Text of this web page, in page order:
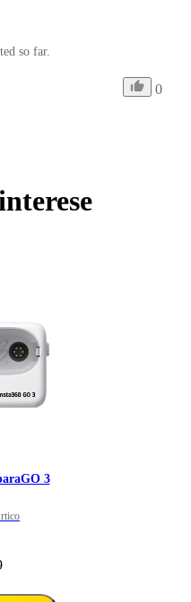
so far.
0
3